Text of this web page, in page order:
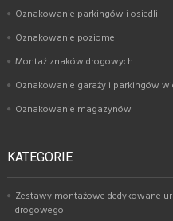
Oznakowanie parkingów i osiedli
Oznakowanie poziome
Montaż znaków drogowych
Oznakowanie garaży i parkingów
Oznakowanie magazynów
KATEGORIE
Zestawy montażowe dedykowane
drogowego